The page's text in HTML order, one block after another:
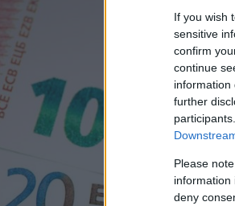
If you wish
sensitive
confirm
continue
information
further
Please
information
deny